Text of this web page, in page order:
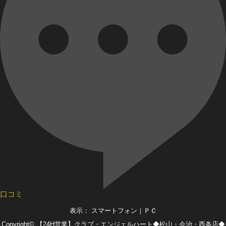
口コミ
表示： スマートフォン｜ ＰＣ
Copyright©
【24H営業】クラブ・エンジェルハート◆松山・今治・西条店◆